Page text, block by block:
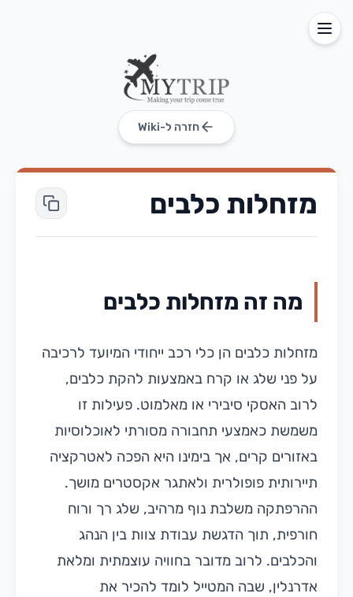
חזרה ל-Wiki
מזחלות כלבים
מה זה מזחלות כלבים
מזחלות כלבים הן כלי רכב ייחודי המיועד לרכיבה
על פני שלג או קרח באמצעות להקת כלבים,
לרוב האסקי סיבירי או מאלמוט. פעילות זו
משמשת כאמצעי תחבורה מסורתי לאוכלוסיות
באזורים קרים, אך בימינו היא הפכה לאטרקציה
תיירותית פופולרית ולאתגר אקסטרים מושך.
ההרפתקה משלבת נוף מרהיב, שלג רך ורוח
חורפית, תוך הדגשת עבודת צוות בין הנהג
והכלבים. לרוב מדובר בחוויה עוצמתית ומלאת
אדרנלין, שבה המטייל לומד להכיר את